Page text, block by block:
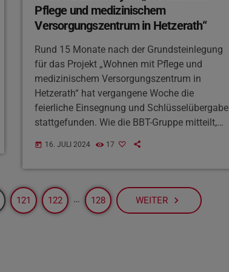
Pflege und medizinischem
Versorgungszentrum in Hetzerath“
Rund 15 Monate nach der Grundsteinlegung
für das Projekt „Wohnen mit Pflege und
medizinischem Versorgungszentrum in
Hetzerath“ hat vergangene Woche die
feierliche Einsegnung und Schlüsselübergabe
stattgefunden. Wie die BBT-Gruppe mitteilt,
Tagespflege mit künftigem
Nachbarschaftstreff vorgestellt.
zudem der Gemeinde Hetzerath und dem Land
Rheinland-Pfalz für die Unterstützung.
today 16. JULI 2024 17
121 122 … 128 WEITER navigate_next